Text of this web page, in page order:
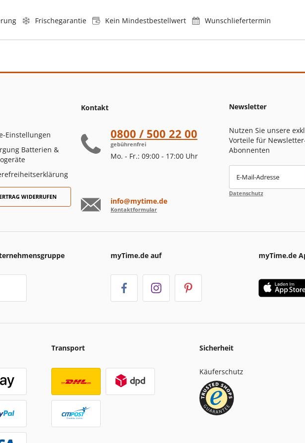
Frischegarantie Kein Mindestbestellwert Wunschliefertermin
Einstellungen
Batterien &
WIDERRUFEN
Kontakt
0800 / 500 22 00
gebührenfrei
Mo. - Fr.: 09:00 - 17:00 Uhr
info@mytime.de
Kontaktformular
Newsletter
Nutzen Sie unsere
Vorteile für
Abonnenten
E-Mail-Adresse
Datenschutz
myTime.de auf myTime.de
Transport Sicherheit
Käuferschutz